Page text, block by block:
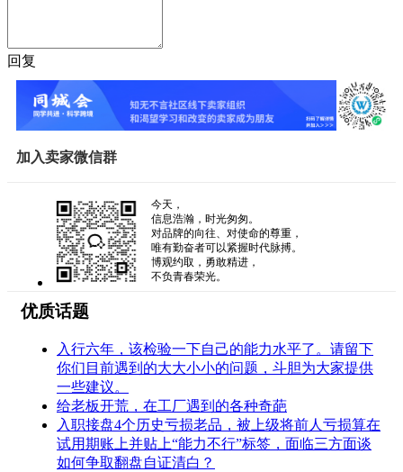
回复
加入卖家微信群
今天，
信息浩瀚，时光匆匆。
对品牌的向往、对使命的尊重，
唯有勤奋者可以紧握时代脉搏。
博观约取，勇敢精进，
不负青春荣光。
优质话题
入行六年，该检验一下自己的能力水平了。请留下
你们目前遇到的大大小小的问题，斗胆为大家提供
一些建议。
给老板开荒，在工厂遇到的各种奇葩
入职接盘4个历史亏损老品，被上级将前人亏损算在
试用期账上并贴上“能力不行”标签，面临三方面谈
如何争取翻盘自证清白？